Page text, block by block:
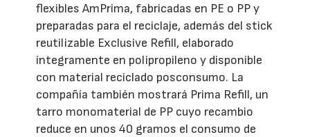
flexibles AmPrima, fabricadas en PE o PP y
preparadas para el reciclaje, además del stick
reutilizable Exclusive Refill, elaborado
íntegramente en polipropileno y disponible
con material reciclado posconsumo. La
compañía también mostrará Prima Refill, un
tarro monomaterial de PP cuyo recambio
reduce en unos 40 gramos el consumo de